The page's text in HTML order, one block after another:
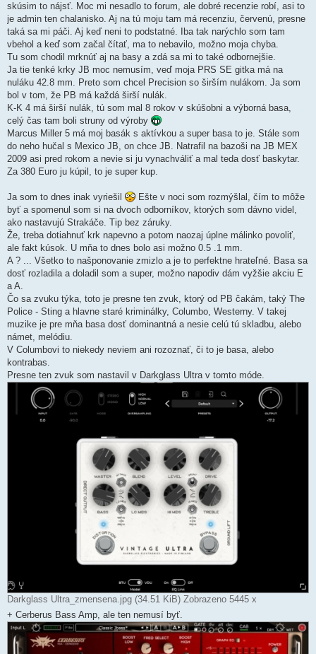
e
k
skúsim to nájsť. Moc mi nesadlo to forum, ale dobré recenzie robí, asi to
je admin ten chalanisko. Aj na tú moju tam má recenziu, červenú, presne
taká sa mi páči. Aj keď neni to podstatné. Iba tak narýchlo som tam
vbehol a keď som začal čítať, ma to nebavilo, možno moja chyba.
Tu som chodil mrknúť aj na basy a zdá sa mi to také odbornejšie.
Ja tie tenké krky JB moc nemusím, veď moja PRS SE gitka má na
nuláku 42.8 mm. Preto som chcel Precision so širším nulákom. Ja som
bol v tom, že PB má každá širší nulák.
K-K 4 má širší nulák, tú som mal 8 rokov v skúšobni a výborná basa,
celý čas tam boli struny od výroby
Marcus Miller 5 má moj basák s aktívkou a super basa to je. Stále som
do neho hučal s Mexico JB, on chce JB. Natrafil na bazoši na JB MEX
2009 asi pred rokom a nevie si ju vynachváliť a mal teda dosť baskytar.
Za 380 Euro ju kúpil, to je super kup.
Ja som to dnes inak vyriešil
Ešte v noci som rozmýšlal, čím to môže
byť a spomenul som si na dvoch odborníkov, ktorých som dávno videl,
ako nastavujú Strakáče. Tip bez záruky.
Že, treba dotiahnuť krk napevno a potom naozaj úplne málinko povoliť,
ale fakt kúsok. U mňa to dnes bolo asi možno 0.5 .1 mm.
A ? ... Všetko to našponovanie zmizlo a je to perfektne hrateľné. Basa sa
dosť rozladila a doladil som a super, možno napodiv dám vyžšie akciu E
a A.
Čo sa zvuku týka, toto je presne ten zvuk, ktorý od PB čakám, taký The
Police - Sting a hlavne staré kriminálky, Columbo, Westerny. V takej
muzike je pre mňa basa dosť dominantná a nesie celú tú skladbu, alebo
námet, melódiu.
V Columbovi to niekedy neviem ani rozoznať, či to je basa, alebo
kontrabas.
Presne ten zvuk som nastavil v Darkglass Ultra v tomto móde.
Darkglass Ultra_zmensena.jpg (34.51 KiB) Zobrazeno 5445 x
+ Cerberus Bass Amp, ale ten nemusí byť.